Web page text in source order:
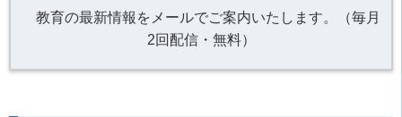
教育の最新情報をメールでご案内いたします。（毎月
2回配信・無料）